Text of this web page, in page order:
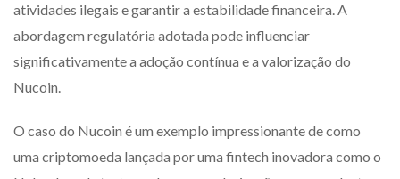
atividades ilegais e garantir a estabilidade financeira. A
abordagem regulatória adotada pode influenciar
significativamente a adoção contínua e a valorização do
Nucoin.
O caso do Nucoin é um exemplo impressionante de como
uma criptomoeda lançada por uma fintech inovadora como o